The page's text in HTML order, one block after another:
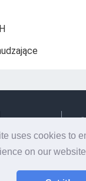
uses cookies to
on our
informacje i